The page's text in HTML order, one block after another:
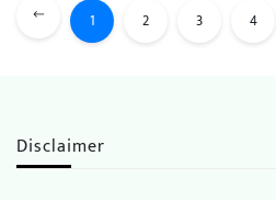
1 2 3 4
Disclaimer